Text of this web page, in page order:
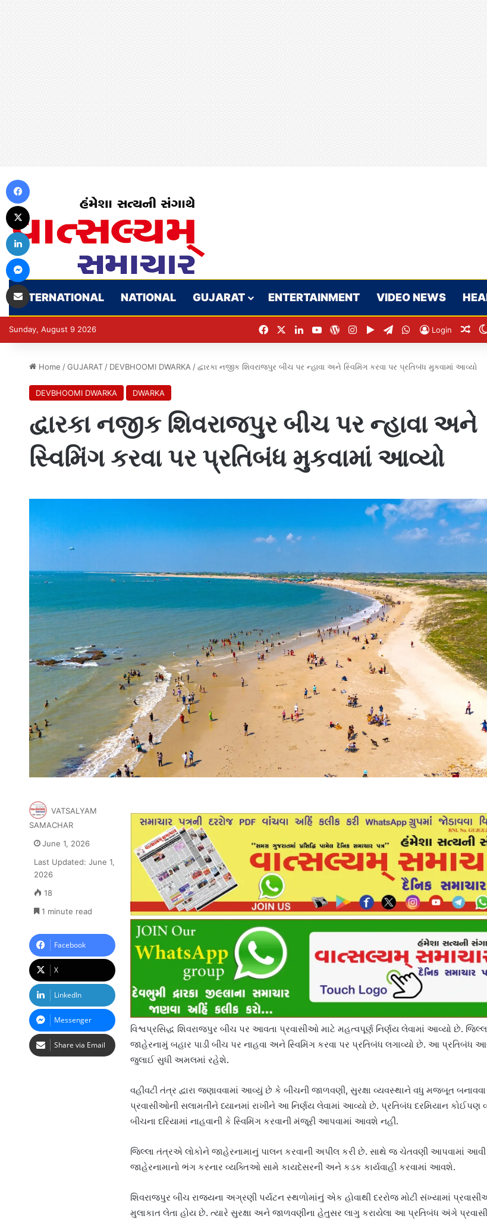
INTERNATIONAL NATIONAL GUJARAT ENTERTAINMENT VIDEO NEWS
Sunday, August 9 2026 FacebookLinkedInYouTubeWordPress
Instagram
Google Play
TelegramWhatsApp
Login
Home / GUJARAT / DEVBHOOMI DWARKA / દ્વારકા નજીક શિવરાજપુર બીચ પર ન્હાવા અને સ્વિમિંગ કરવા પર પ્રતિબંધ મુકવામાં આવ્યો
DEVBHOOMI DWARKA DWARKA
દ્વારકા નજીક શિવરાજપુર બીચ પર ન્હાવા અને
સ્વિમિંગ કરવા પર પ્રતિબંધ મુકવામાં આવ્યો
વિશ્વપ્રસિદ્ધ શિવરાજપુર બીચ પર આવતા પ્રવાસીઓ માટે મહત્વપૂર્ણ નિર્ણય લેવામાં આવ્યો છે.
જાહેરનામું બહાર પાડી બીચ પર નાહવા અને સ્વિમિંગ કરવા પર પ્રતિબંધ લગાવ્યો છે. આ પ્રતિબંધ
જુલાઈ સુધી અમલમાં રહેશે.
વહીવટી તંત્ર દ્વારા જણાવવામાં આવ્યું છે કે બીચની જાળવણી, સુરક્ષા વ્યવસ્થાને વધુ મજબૂત
પ્રવાસીઓની સલામતીને ધ્યાનમાં રાખીને આ નિર્ણય લેવામાં આવ્યો છે. પ્રતિબંધ દરમિયાન કોઈપણ
બીચના દરિયામાં નાહવાની કે સ્વિમિંગ કરવાની મંજૂરી આપવામાં આવશે નહીં.
જિલ્લા તંત્રએ લોકોને જાહેરનામાનું પાલન કરવાની અપીલ કરી છે. સાથે જ ચેતવણી આપવામાં
જાહેરનામાનો ભંગ કરનાર વ્યક્તિઓ સામે કાયદેસરની અને કડક કાર્યવાહી કરવામાં આવશે.
શિવરાજપુર બીચ રાજ્યના અગ્રણી પર્યટન સ્થળોમાંનું એક હોવાથી દરરોજ મોટી સંખ્યામાં
મુલાકાત લેતા હોય છે. ત્યારે સુરક્ષા અને જાળવણીના હેતુસર લાગુ કરાયેલા આ પ્રતિબંધ અંગે
VATSALYAM
SAMACHAR
June 1, 2026
Last Updated: June 1,
2026
18
1 minute read
Facebook
X
LinkedIn
Messenger
Share via Email
LinkedIn